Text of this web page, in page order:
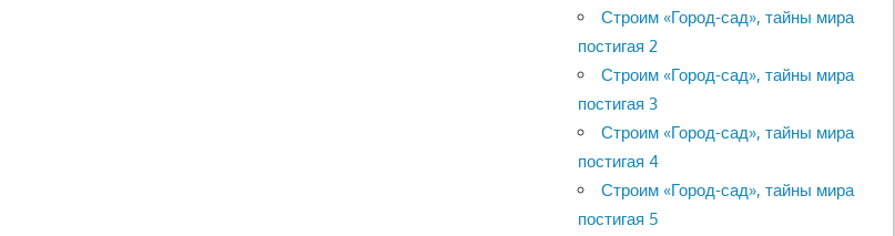
Строим «Город-сад», тайны мира
постигая 2
Строим «Город-сад», тайны мира
постигая 3
Строим «Город-сад», тайны мира
постигая 4
Строим «Город-сад», тайны мира
постигая 5